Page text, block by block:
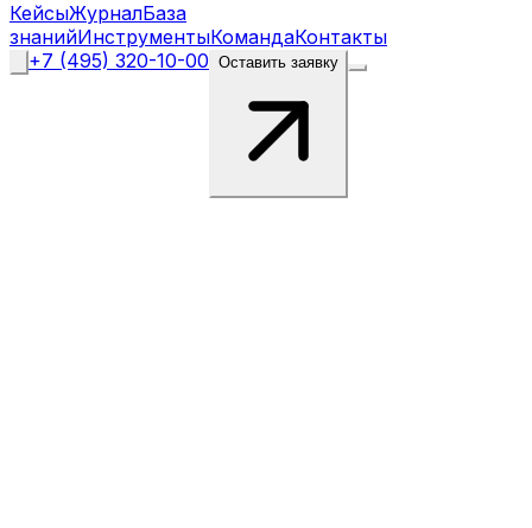
КейсыЖурналБаза
знанийИнструментыКомандаКонтакты
+7 (495) 320-10-00 Оставить заявку